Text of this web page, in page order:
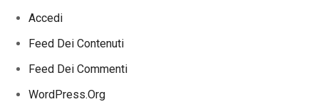
Accedi
Feed Dei Contenuti
Feed Dei Commenti
WordPress.org